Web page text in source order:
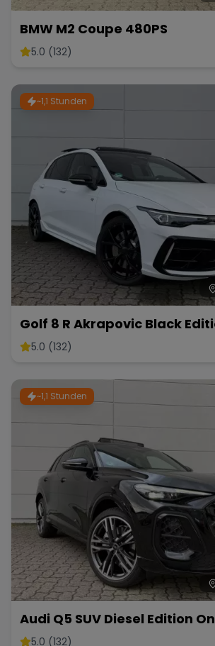
BMW M2 Coupe 480PS
5.0 (132)
~1,1 Stunden
Golf 8 R Akrapovic Black
333PS
5.0 (132)
~1,1 Stunden
Audi Q5 SUV Diesel Edition
5.0 (132)